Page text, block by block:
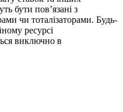
бути пов’язані з
чи тоталізаторами. Будь-
ресурсі
виключно в